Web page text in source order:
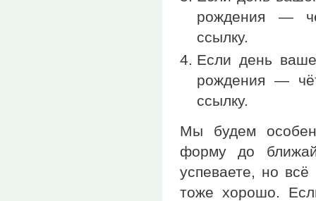
рождения —
ссылку.
Если день
рождения —
ссылку.
Мы будем
форму до
успеваете, но
тоже хорошо.